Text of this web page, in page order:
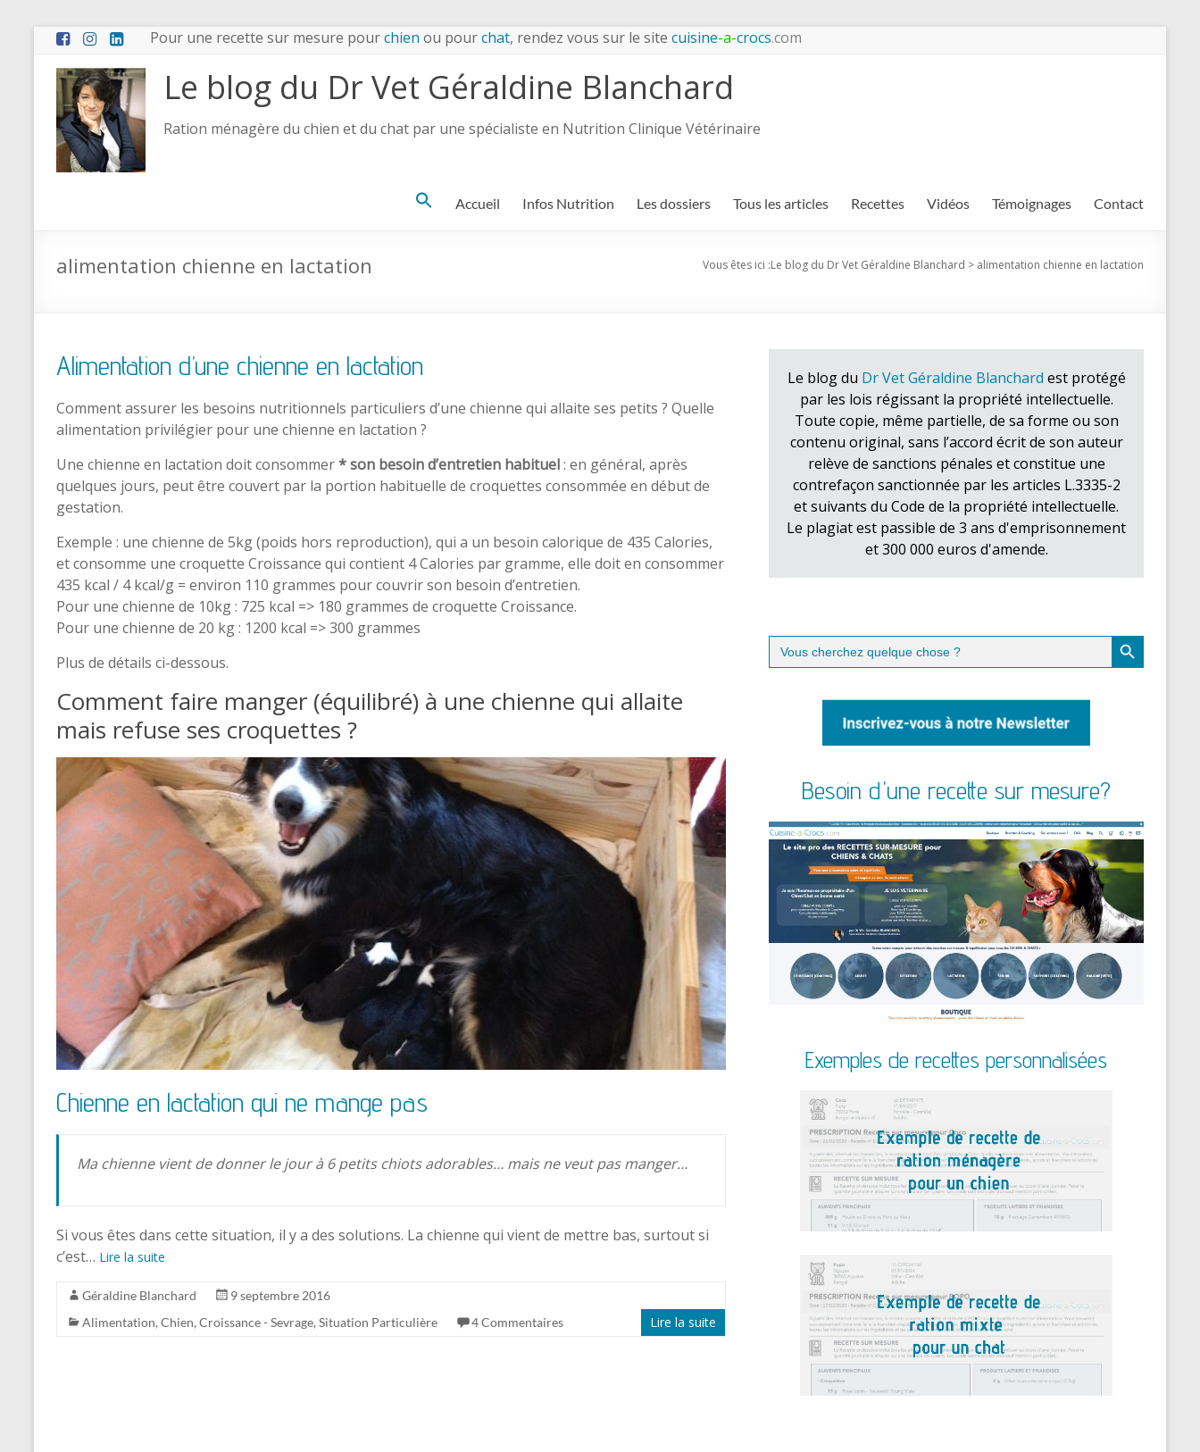
Pour une recette sur mesure pourchien ou pourchat, rendez vous sur le site cuisine-a-crocs.com
Le blog du Dr Vet Géraldine Blanchard
Ration ménagère du chien et du chat par une spécialiste en Nutrition Clinique Vétérinaire
Search Accueil Infos Nutrition Les dossiers Tous les articles Recettes Vidéos Témoignages Contact
alimentation chienne en lactation Vous êtes ici :Le blog du Dr Vet Géraldine Blanchard > alimentation chienne en lactation
Alimentation d’une chienne en lactation
Comment assurer les besoins nutritionnels particuliers d’une chienne qui allaite ses petits ? Quelle
alimentation privilégier pour une chienne en lactation ?
Une chienne en lactation doit consommer* son besoin d’entretien habituel: en général, après
quelques jours, peut être couvert par la portion habituelle de croquettes consommée en début de
gestation.
Exemple : une chienne de 5kg (poids hors reproduction), qui a un besoin calorique de 435 Calories,
et consomme une croquette Croissance qui contient 4 Calories par gramme, elle doit en consommer
435 kcal / 4 kcal/g = environ 110 grammes pour couvrir son besoin d’entretien.
Pour une chienne de 10kg : 725 kcal => 180 grammes de croquette Croissance.
Pour une chienne de 20 kg : 1200 kcal => 300 grammes
Plus de détails ci-dessous.
Comment faire manger (équilibré) à une chienne qui allaite
mais refuse ses croquettes ?
Chienne en lactation qui ne mange pas
Ma chienne vient de donner le jour à 6 petits chiots adorables… mais ne veut pas manger…
Si vous êtes dans cette situation, il y a des solutions. La chienne qui vient de mettre bas, surtout si
c’est… Lire la suite
Géraldine Blanchard
9 septembre 2016
Alimentation, Chien, Croissance - Sevrage, Situation Particulière 4 Commentaires Lire la suite
Le blog du Dr Vet Géraldine Blanchard est protégé
par les lois régissant la propriété intellectuelle.
Toute copie, même partielle, de sa forme ou son
contenu original, sans l’accord écrit de son auteur
relève de sanctions pénales et constitue une
contrefaçon sanctionnée par les articles L.3335-2
et suivants du Code de la propriété intellectuelle.
Le plagiat est passible de 3 ans d'emprisonnement
et 300 000 euros d'amende.
Search
for:
Search Button
Besoin d'une recette sur mesure?
Exemples de recettes personnalisées